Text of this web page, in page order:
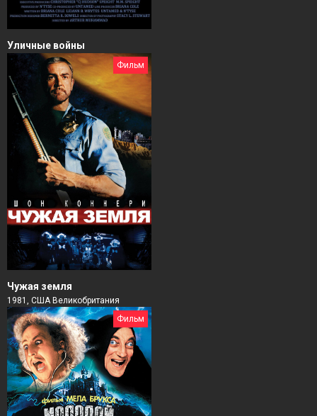
Уличные войны
Фильм
Чужая земля
1981, США Великобритания
Фильм